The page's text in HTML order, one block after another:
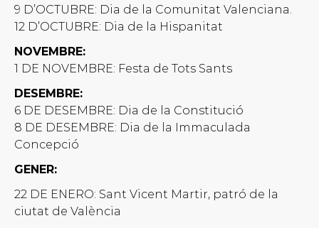
9 D’OCTUBRE: Dia de la Comunitat Valenciana.
12 D’OCTUBRE: Dia de la Hispanitat
NOVEMBRE:
1 DE NOVEMBRE: Festa de Tots Sants
DESEMBRE:
6 DE DESEMBRE: Dia de la Constitució
8 DE DESEMBRE: Dia de la Immaculada
Concepció
GENER:
22 DE ENERO: Sant Vicent Martir, patró de la
ciutat de València